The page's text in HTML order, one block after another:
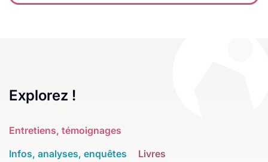
Explorez !
Entretiens, témoignages
Infos, analyses, enquêtes
Livres